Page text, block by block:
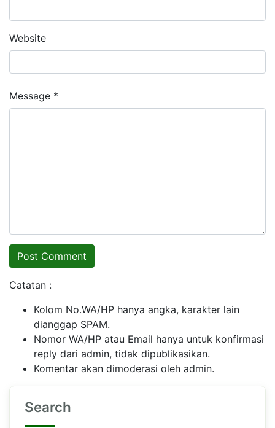
Website
Message *
Catatan :
Kolom No.WA/HP hanya angka, karakter lain
dianggap SPAM.
Nomor WA/HP atau Email hanya untuk konfirmasi
reply dari admin, tidak dipublikasikan.
Komentar akan dimoderasi oleh admin.
Search